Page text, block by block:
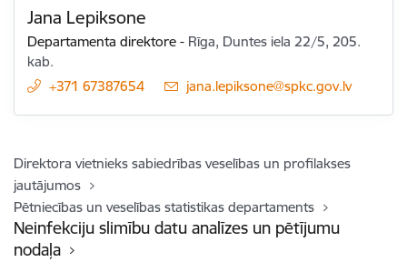
Jana Lepiksone
Departamenta direktore - Rīga, Duntes iela 22/5, 205.
kab.
+371 67387654
E-pasts:
jana.lepiksone@spkc.gov.lv
Direktora vietnieks sabiedrības veselības un profilakses
jautājumos
Pētniecības un veselības statistikas departaments
Neinfekciju slimību datu analīzes un pētījumu
nodaļa